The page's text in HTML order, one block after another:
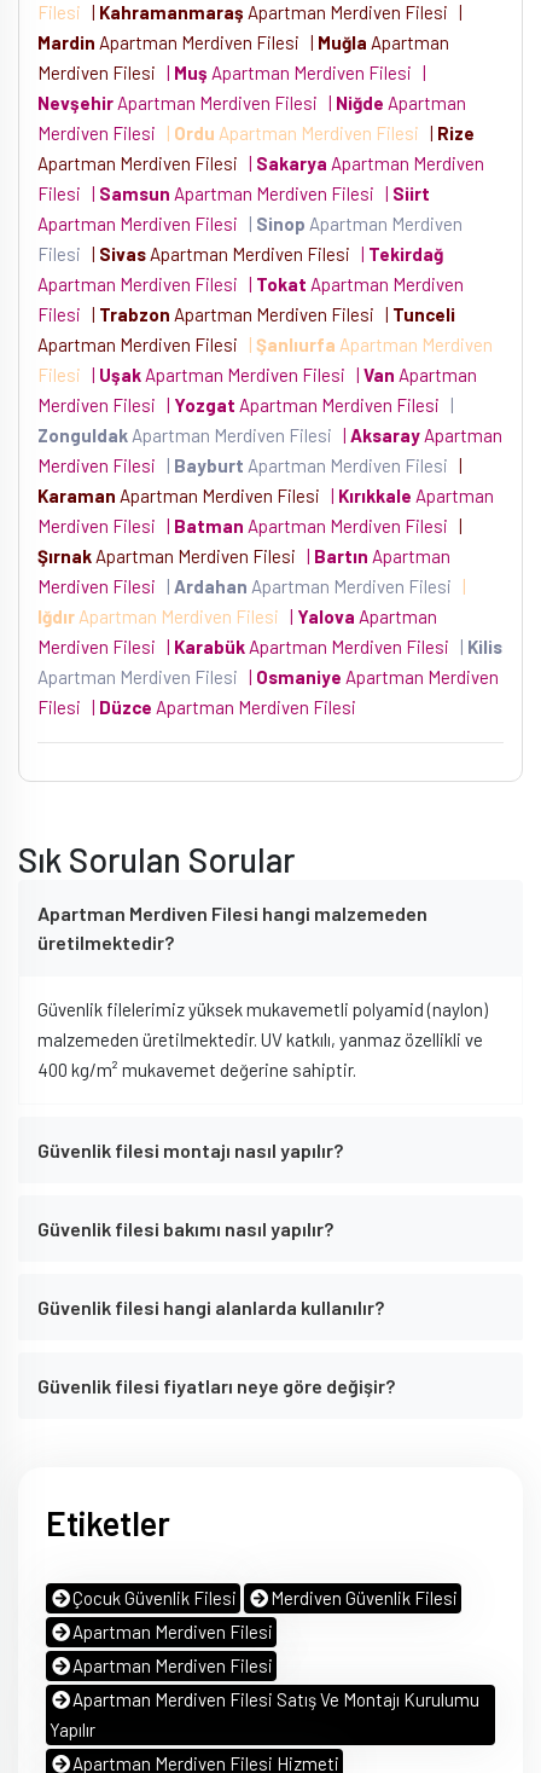
Filesi | Kahramanmaraş Apartman Merdiven Filesi |
Mardin Apartman Merdiven Filesi | Muğla Apartman
Merdiven Filesi | Muş Apartman Merdiven Filesi |
Nevşehir Apartman Merdiven Filesi | Niğde Apartman
Merdiven Filesi
| Ordu Apartman Merdiven Filesi | Rize
Apartman Merdiven Filesi | Sakarya Apartman Merdiven
Filesi | Samsun Apartman Merdiven Filesi | Siirt
Apartman Merdiven Filesi
| Sinop Apartman Merdiven
Filesi | Sivas Apartman Merdiven Filesi | Tekirdağ
Apartman Merdiven Filesi | Tokat Apartman Merdiven
Filesi | Trabzon Apartman Merdiven Filesi | Tunceli
Apartman Merdiven Filesi
| Şanlıurfa Apartman Merdiven
Filesi | Uşak Apartman Merdiven Filesi | Van Apartman
Merdiven Filesi | Yozgat Apartman Merdiven Filesi
|
Zonguldak Apartman Merdiven Filesi | Aksaray Apartman
Merdiven Filesi
| Bayburt Apartman Merdiven Filesi |
Karaman Apartman Merdiven Filesi | Kırıkkale Apartman
Merdiven Filesi | Batman Apartman Merdiven Filesi |
Şırnak Apartman Merdiven Filesi | Bartın Apartman
Merdiven Filesi
| Ardahan Apartman Merdiven Filesi
|
Iğdır Apartman Merdiven Filesi | Yalova Apartman
Merdiven Filesi | Karabük Apartman Merdiven Filesi | Kilis
Apartman Merdiven Filesi | Osmaniye Apartman Merdiven
Filesi | Düzce Apartman Merdiven Filesi
Sık Sorulan Sorular
Apartman Merdiven Filesi hangi malzemeden
üretilmektedir?
Güvenlik filelerimiz yüksek mukavemetli polyamid (naylon)
malzemeden üretilmektedir. UV katkılı, yanmaz özellikli ve
400 kg/m² mukavemet değerine sahiptir.
Güvenlik filesi montajı nasıl yapılır?
Güvenlik filesi bakımı nasıl yapılır?
Güvenlik filesi hangi alanlarda kullanılır?
Güvenlik filesi fiyatları neye göre değişir?
Etiketler
Çocuk Güvenlik Filesi
Merdiven Güvenlik Filesi
Apartman Merdiven Filesi
Apartman Merdiven Filesi
Apartman Merdiven Filesi Satış Ve Montajı Kurulumu
Yapılır
Apartman Merdiven Filesi Hizmeti